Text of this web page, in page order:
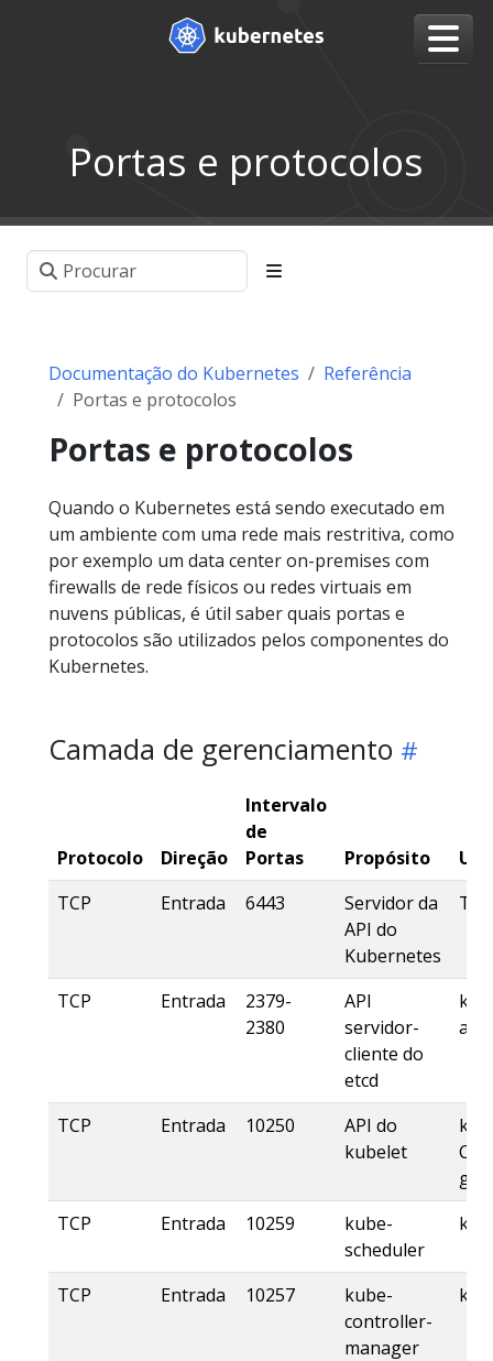
Portas e protocolos
Documentação do Kubernetes
Referência
Portas e protocolos
Portas e protocolos
Quando o Kubernetes está sendo executado em
um ambiente com uma rede mais restritiva, como
por exemplo um data center on-premises com
firewalls de rede físicos ou redes virtuais em
nuvens públicas, é útil saber quais portas e
protocolos são utilizados pelos componentes do
Kubernetes.
Camada de gerenciamento
Protocolo Direção
Intervalo
de
Portas
Propósito
TCP
Entrada 6443
Servidor da
API do
Kubernetes
TCP Entrada
2379-
2380
API
servidor-
cliente do
etcd
TCP Entrada 10250
API do
kubelet
TCP
Entrada 10259
kube-
scheduler
TCP Entrada 10257
kube-
controller-
manager